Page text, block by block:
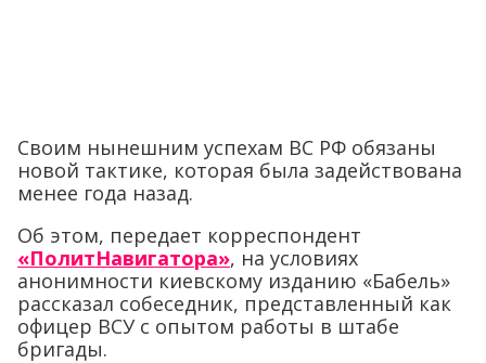
Своим нынешним успехам ВС РФ обязаны
новой тактике, которая была задействована
менее года назад.
Об этом, передает корреспондент
«ПолитНавигатора», на условиях
анонимности киевскому изданию «Бабель»
рассказал собеседник, представленный как
офицер ВСУ с опытом работы в штабе
бригады.